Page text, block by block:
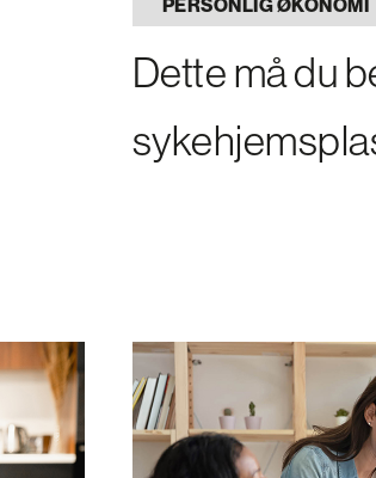
PERSONLIG ØKONOMI
Dette må du